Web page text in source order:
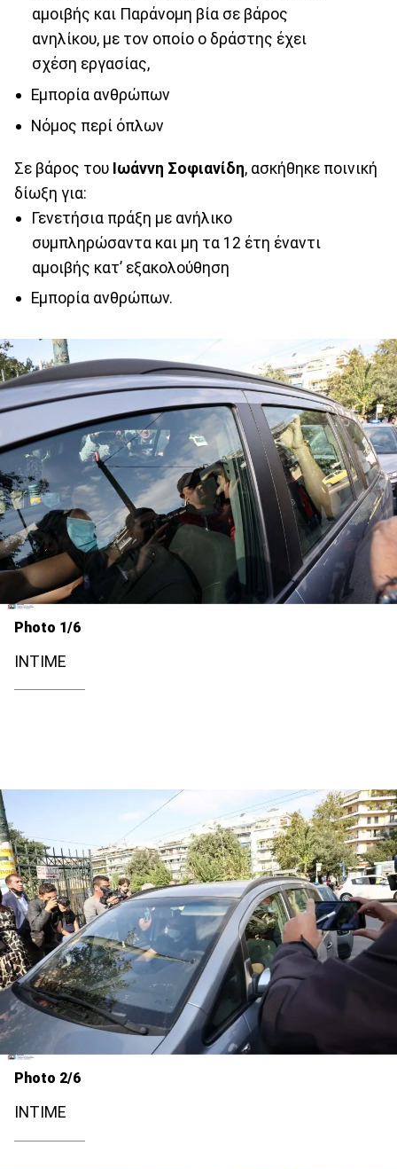
αμοιβής και Παράνομη βία σε βάρος
ανηλίκου, με τον οποίο ο δράστης έχει
σχέση εργασίας,
Εμπορία ανθρώπων
Νόμος περί όπλων
Σε βάρος του Ιωάννη Σοφιανίδη, ασκήθηκε ποινική
δίωξη για:
Γενετήσια πράξη με ανήλικο
συμπληρώσαντα και μη τα 12 έτη έναντι
αμοιβής κατ’ εξακολούθηση
Εμπορία ανθρώπων.
Photo 1/6
INTIME
Photo 2/6
INTIME